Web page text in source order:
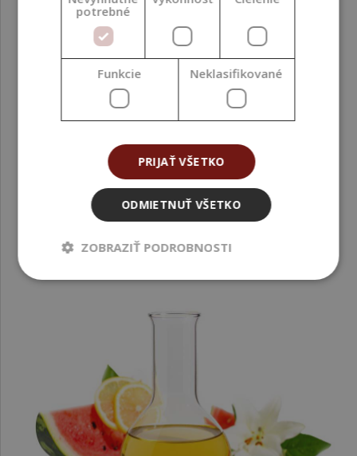
Vonný olej, Desire, 100 ml
14,99 €
potrebné
Funkcie Neklasifikované
PRIJAŤ VŠETKO
ODMIETNUŤ VŠETKO
ZOBRAZIŤ PODROBNOSTI